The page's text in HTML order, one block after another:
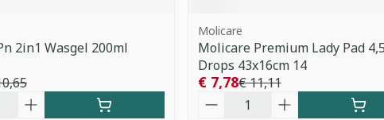
2in1 Wasgel 200ml
Molicare
Molicare Premium Lady Pad 4,5
Drops 43x16cm 14
€ 11,11
€ 7,78